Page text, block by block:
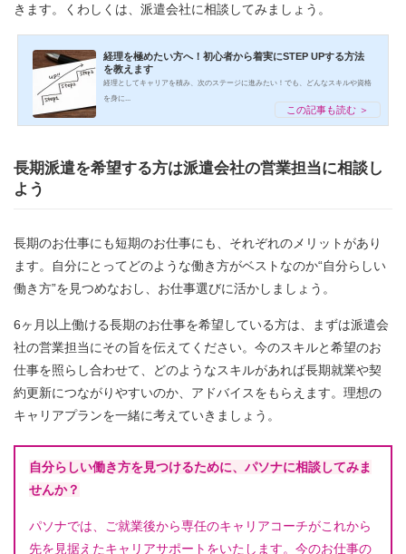
きます。くわしくは、派遣会社に相談してみましょう。
経理を極めたい方へ！初心者から着実にSTEP UPする方法
を教えます
経理としてキャリアを積み、次のステージに進みたい！でも、どんなスキルや資格
を身に...
この記事も読む ＞
長期派遣を希望する方は派遣会社の営業担当に相談し
よう
長期のお仕事にも短期のお仕事にも、それぞれのメリットがあり
ます。自分にとってどのような働き方がベストなのか“自分らしい
働き方”を見つめなおし、お仕事選びに活かしましょう。
6ヶ月以上働ける長期のお仕事を希望している方は、まずは派遣会
社の営業担当にその旨を伝えてください。今のスキルと希望のお
仕事を照らし合わせて、どのようなスキルがあれば長期就業や契
約更新につながりやすいのか、アドバイスをもらえます。理想の
キャリアプランを一緒に考えていきましょう。
自分らしい働き方を見つけるために、パソナに相談してみま
せんか？
パソナでは、ご就業後から専任のキャリアコーチがこれから
先を見据えたキャリアサポートをいたします。今のお仕事の